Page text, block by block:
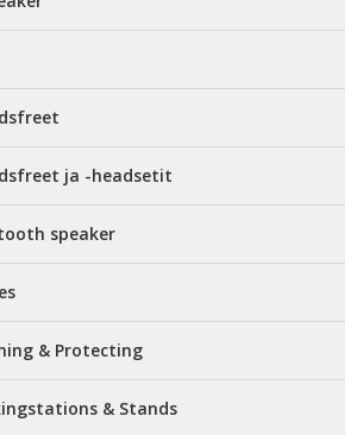
ja -headsetit
speaker
& Protecting
& Stands